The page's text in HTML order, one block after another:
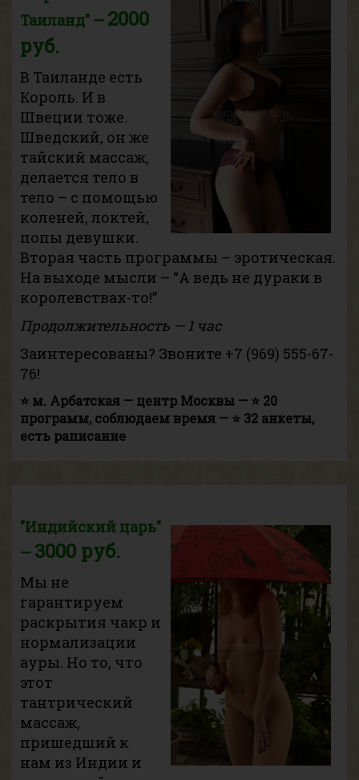
Таиланд" — 2000
руб.
В Таиланде есть
Король. И в
Швеции тоже.
Шведский, он же
тайский массаж,
делается тело в
тело – с помощью
коленей, локтей,
попы девушки.
Вторая часть программы – эротическая.
На выходе мысли – “А ведь не дураки в
королевствах-то!”
Продолжительность — 1 час
Заинтересованы? Звоните +7 (969) 555-67-
76!
⭐ м. Арбатская — центр Москвы — ⭐ 20
программ, соблюдаем время — ⭐ 32 анкеты,
есть раписание
"Индийский царь"
— 3000 руб.
Мы не
гарантируем
раскрытия чакр и
нормализации
ауры. Но то, что
этот
тантрический
массаж,
пришедший к
нам из Индии и